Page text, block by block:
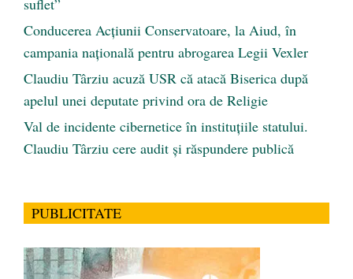
suflet”
Conducerea Acțiunii Conservatoare, la Aiud, în
campania națională pentru abrogarea Legii Vexler
Claudiu Târziu acuză USR că atacă Biserica după
apelul unei deputate privind ora de Religie
Val de incidente cibernetice în instituțiile statului.
Claudiu Târziu cere audit și răspundere publică
PUBLICITATE